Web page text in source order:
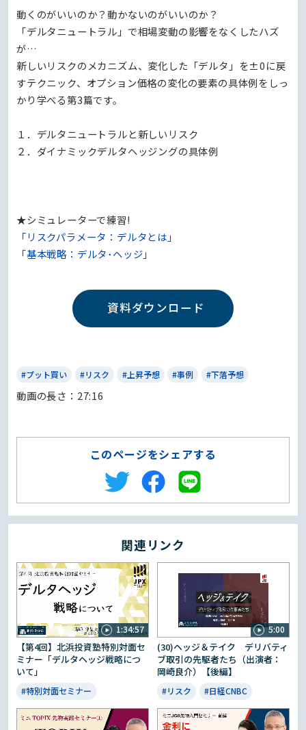
動くのがいいのか？動かないのがいいのか？
「デルタニュートラル」で相場変動の影響をなくしたハズ
が…
新しいリスクのメカニズム、変化した「デルタ」を±0に戻
すテクニック、オプション価格の変化の要素の具体例をしっ
かり学べる第3篇です。
１．デルタニュートラルと新しいリスク
２．ダイナミックデルタヘッジングの具体例
★シミュレーターで練習!
「リスクパラメータ：デルタとは」
「基本戦略：デルタ･ヘッジ」
資料ダウンロード
#プット買い #リスク #上昇予想 #事例 #下落予想
動画の⻑さ：27:16
このページをシェアする
関連リンク
1:34:57
【第4回】北浜投資塾特別対面セ
ミナー「デルタヘッジ戦略につ
いて」
#特別対面セミナー
5:00
(30)ヘッジ＆テイク デリバティ
ブ取引の先駆者たち（出演者：
岡崎良介）【後編】
#リスク #日経CNBC